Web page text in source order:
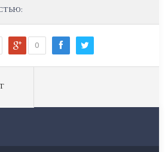
0